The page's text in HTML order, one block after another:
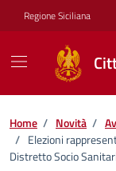
Vai ai contenuti
Vai al footer
Regione Siciliana
Home / Novità /
/ Elezioni
Distretto Socio